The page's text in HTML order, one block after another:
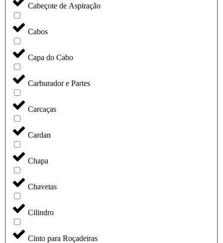
Cabeçote de Aspiração
Cabos
Capa do Cabo
Carburador e Partes
Carcaças
Cardan
Chapa
Chavetas
Cilindro
Cinto para Roçadeiras